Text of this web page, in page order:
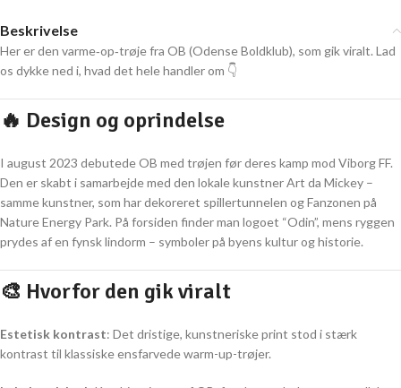
Beskrivelse
Her er den varme‑op‑trøje fra OB (Odense Boldklub), som gik viralt. Lad
os dykke ned i, hvad det hele handler om 👇
🔥 Design og oprindelse
I august 2023 debutede OB med trøjen før deres kamp mod Viborg FF.
Den er skabt i samarbejde med den lokale kunstner Art da Mickey –
samme kunstner, som har dekoreret spillertunnelen og Fanzonen på
Nature Energy Park. På forsiden finder man logoet “Odin”, mens ryggen
prydes af en fynsk lindorm – symboler på byens kultur og historie.
🎨 Hvorfor den gik viralt
Estetisk kontrast: Det dristige, kunstneriske print stod i stærk
kontrast til klassiske ensfarvede warm-up-trøjer.